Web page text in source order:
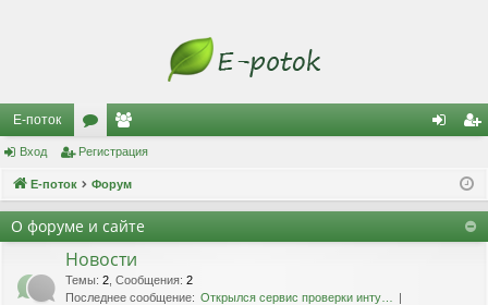
Е-поток
ор
ум
ол
ьз
ов
ел
ис
тр
Вход Регистрация
Е-поток Форум
О форуме и сайте
Новости
Темы: 2 Сообщения: 2
Последнее сообщение: Открылся сервис проверки инту…